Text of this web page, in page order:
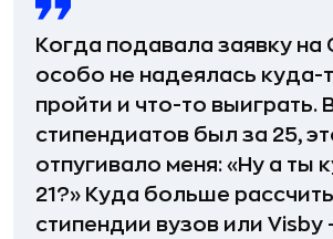
Когда подавала заявку на
особо не надеялась куда-
пройти и что-то выиграть.
стипендиатов был за 25,
отпугивало меня: «Ну а ты
21?» Куда больше
стипендии вузов или Visby